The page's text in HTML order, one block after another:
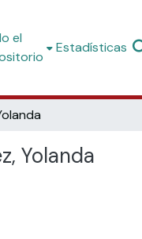
el
Estadísticas
Yolanda